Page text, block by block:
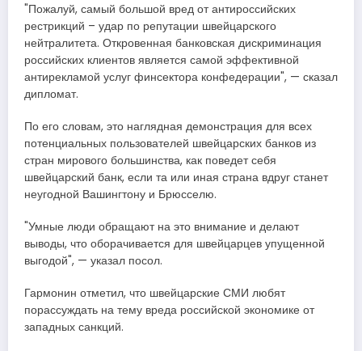
"Пожалуй, самый большой вред от антироссийских
рестрикций – удар по репутации швейцарского
нейтралитета. Откровенная банковская дискриминация
российских клиентов является самой эффективной
антирекламой услуг финсектора конфедерации", — сказал
дипломат.
По его словам, это наглядная демонстрация для всех
потенциальных пользователей швейцарских банков из
стран мирового большинства, как поведет себя
швейцарский банк, если та или иная страна вдруг станет
неугодной Вашингтону и Брюсселю.
"Умные люди обращают на это внимание и делают
выводы, что оборачивается для швейцарцев упущенной
выгодой", — указал посол.
Гармонин отметил, что швейцарские СМИ любят
порассуждать на тему вреда российской экономике от
западных санкций.